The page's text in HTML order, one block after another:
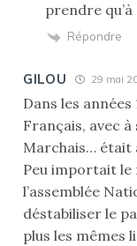
prendre
Répondre
GILOU 29 mai
Dans les
Français, avec
Marchais… était
Peu importait le
l’assemblée
déstabiliser le
plus les mêmes